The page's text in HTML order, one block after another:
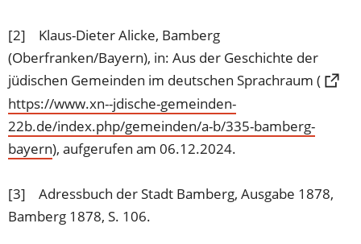
[2] Klaus-Dieter Alicke, Bamberg
(Oberfranken/Bayern), in: Aus der Geschichte der
jüdischen Gemeinden im deutschen Sprachraum (
https://www.xn--jdische-gemeinden-
22b.de/index.php/gemeinden/a-b/335-bamberg-
bayern
(Öffnet
einem
neuen
), aufgerufen am 06.12.2024.
[3] Adressbuch der Stadt Bamberg, Ausgabe 1878,
Bamberg 1878, S. 106.